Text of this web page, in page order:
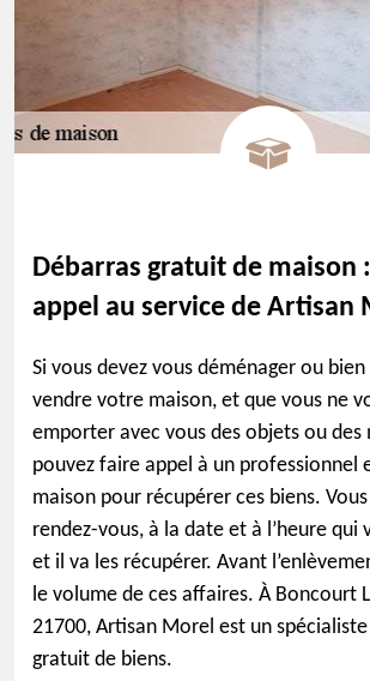
Débarras gratuit de maison
appel au service de Artisan
Si vous devez vous déménager ou
vendre votre maison, et que vous ne
emporter avec vous des objets ou des
pouvez faire appel à un professionnel
maison pour récupérer ces biens.
rendez-vous, à la date et à l’heure qui
et il va les récupérer. Avant
le volume de ces affaires. À Boncourt
21700, Artisan Morel est un spécialiste
gratuit de biens.